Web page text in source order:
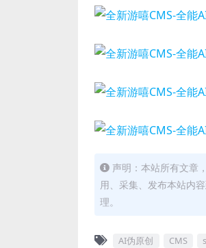
声明：本站所有文章
用、采集、发布本站内
理。
AI伪原创 CMS